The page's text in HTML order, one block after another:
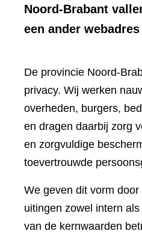
Noord-Brabant
een ander
De provincie Noord-
privacy. Wij werken
overheden, burgers,
en dragen daarbij zorg
en zorgvuldige
toevertrouwde
We geven dit vorm
uitingen zowel intern
van de kernwaarden